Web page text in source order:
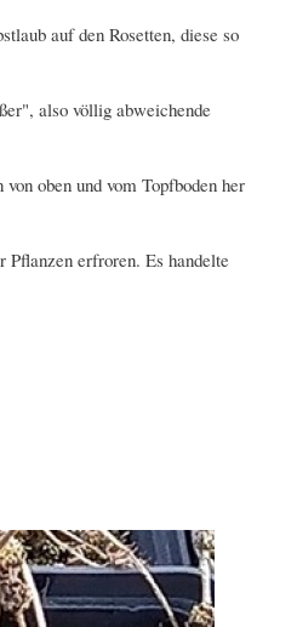
auf den Rosetten, diese so
also völlig abweichende
oben und vom Topfboden her
erfroren. Es handelte